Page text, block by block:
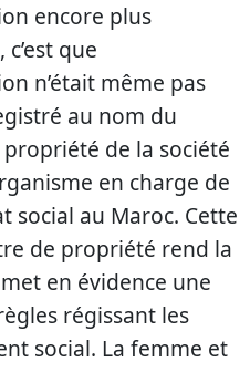
encore plus
que
n’était même pas
au nom du
de la société
en charge de
social au Maroc. Cette
de propriété rend la
en évidence une
régissant les
social. La femme et